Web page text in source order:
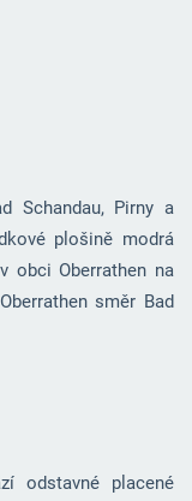
Schandau, Pirny a
plošině modrá
obci Oberrathen na
směr Bad
odstavné placené